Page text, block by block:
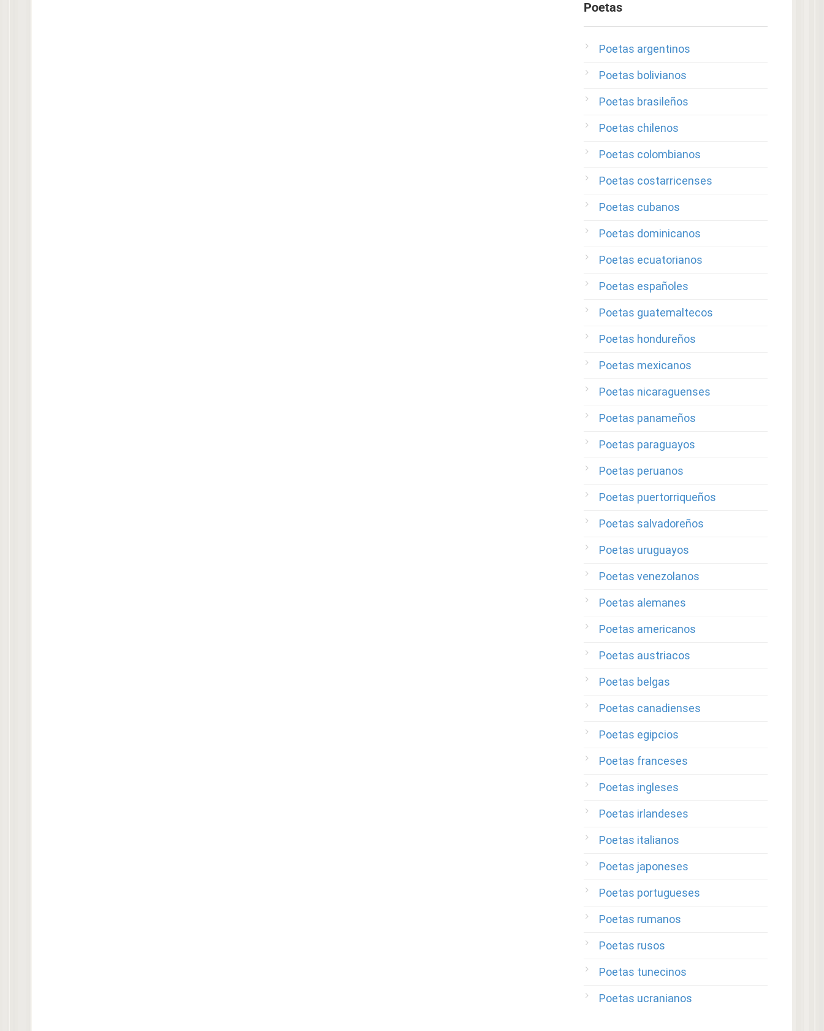
Poetas
Poetas argentinos
Poetas bolivianos
Poetas brasileños
Poetas chilenos
Poetas colombianos
Poetas costarricenses
Poetas cubanos
Poetas dominicanos
Poetas ecuatorianos
Poetas españoles
Poetas guatemaltecos
Poetas hondureños
Poetas mexicanos
Poetas nicaraguenses
Poetas panameños
Poetas paraguayos
Poetas peruanos
Poetas puertorriqueños
Poetas salvadoreños
Poetas uruguayos
Poetas venezolanos
Poetas alemanes
Poetas americanos
Poetas austriacos
Poetas belgas
Poetas canadienses
Poetas egipcios
Poetas franceses
Poetas ingleses
Poetas irlandeses
Poetas italianos
Poetas japoneses
Poetas portugueses
Poetas rumanos
Poetas rusos
Poetas tunecinos
Poetas ucranianos